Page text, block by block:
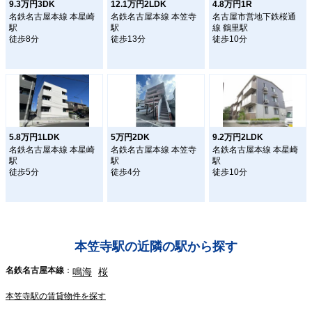
9.3万円3DK
名鉄名古屋本線 本星崎
駅
徒歩8分
12.1万円2LDK
名鉄名古屋本線 本笠寺
駅
徒歩13分
4.8万円1R
名古屋市営地下鉄桜通
線 鶴里駅
徒歩10分
5.8万円1LDK
名鉄名古屋本線 本星崎
駅
徒歩5分
5万円2DK
名鉄名古屋本線 本笠寺
駅
徒歩4分
9.2万円2LDK
名鉄名古屋本線 本星崎
駅
徒歩10分
本笠寺駅の近隣の駅から探す
名鉄名古屋本線 鳴海 桜
本笠寺駅の賃貸物件を探す